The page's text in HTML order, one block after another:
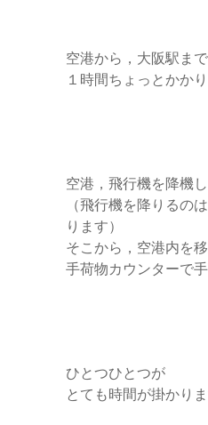
空港から，大阪駅まで
１時間ちょっとかかり
空港，飛行機を降機
（飛行機を降りるの
ります）
そこから，空港内を
手荷物カウンターで
ひとつひとつが
とても時間が掛かりま